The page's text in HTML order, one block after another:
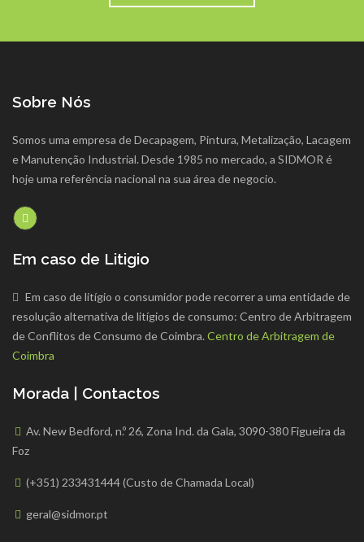
Sobre Nós
Somos uma empresa de Decapagem, Pintura, Metalização, Lacagem
e Manutenção Industrial. Desde 1985 no mercado, a SIDMOR é
hoje uma referência nacional na sua área de negocio.
Em caso de Litigio
Em caso de litígio o consumidor pode recorrer a uma entidade de
resolução alternativa de litígios de consumo: Centro de Arbitragem
de Conflitos de Consumo de Coimbra.Centro de Arbitragem de
Coimbra
Morada | Contactos
Av. New Bedford, n.º 26, Zona Ind. da Gala, 3090-380 Figueira da
Foz
(+351) 233431444 (Custo de Chamada Local)
geral@sidmor.pt